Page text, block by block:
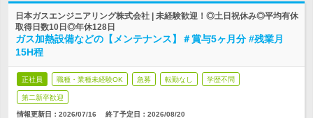
日本ガスエンジニアリング株式会社 | 未経験歓迎！◎土日祝休み◎平均有休
取得日数10日◎年休128日
ガス加熱設備などの【メンテナンス】＃賞与5ヶ月分 #残業月
15H程
正社員 職種・業種未経験OK 急募 転勤なし 学歴不問
第二新卒歓迎
情報更新日：2026/07/16 終了予定日： 2026/08/20